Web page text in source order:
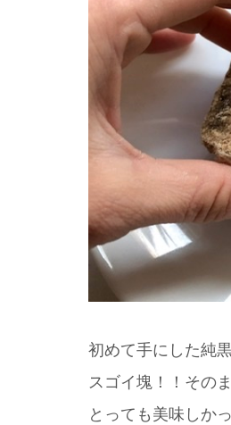
初めて手にした純黒
スゴイ塊！！その
とっても美味しかっ